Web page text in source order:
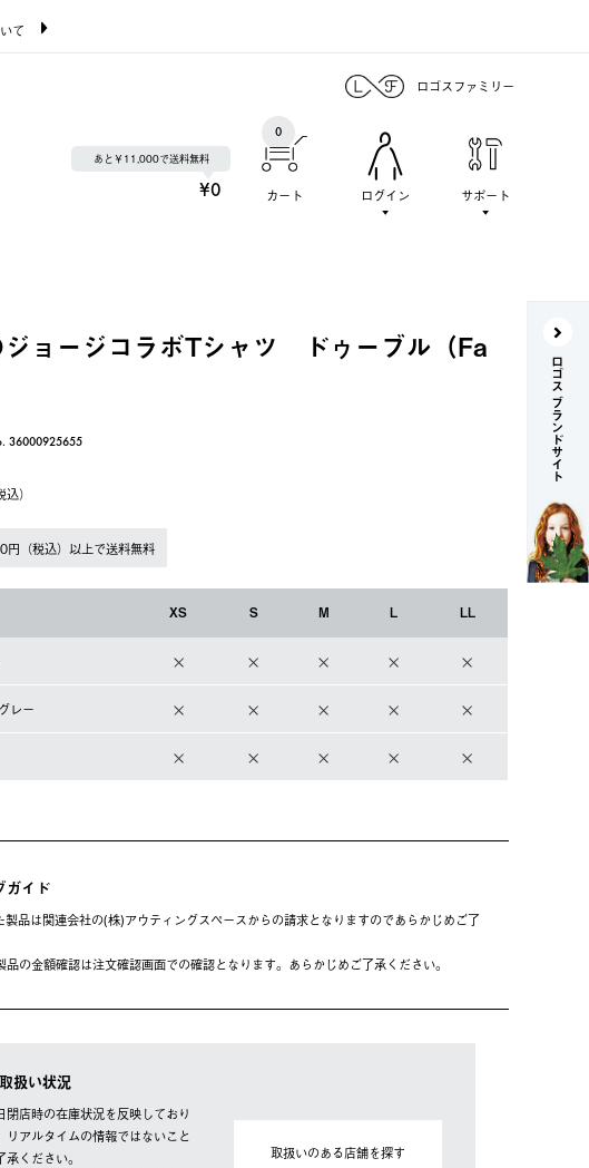
て
ロゴスファミリー
あと￥11,000で送料無料
¥0 カート
0
ログイン サポート
アイボリー
ジョージコラボTシャツ ドゥーブル（Fa
36000925655
込）
（税込）以上で送料無料
XS S M L LL
レー
ガイド
品は関連会社の(株)アウティングスペースからの請求となりますのであらかじめご了
の⾦額確認は注⽂確認画⾯での確認となります。あらかじめご了承ください。
扱い状況
閉店時の在庫状況を反映しており
リアルタイムの情報ではないこと
承ください。
取扱いのある店舗を探す
ロゴス ブランドサイト